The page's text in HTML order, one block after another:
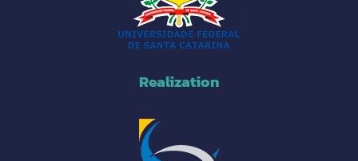
Realization